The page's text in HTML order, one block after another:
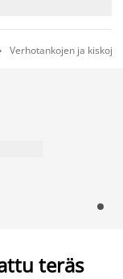
Verhotankojen ja
teräs